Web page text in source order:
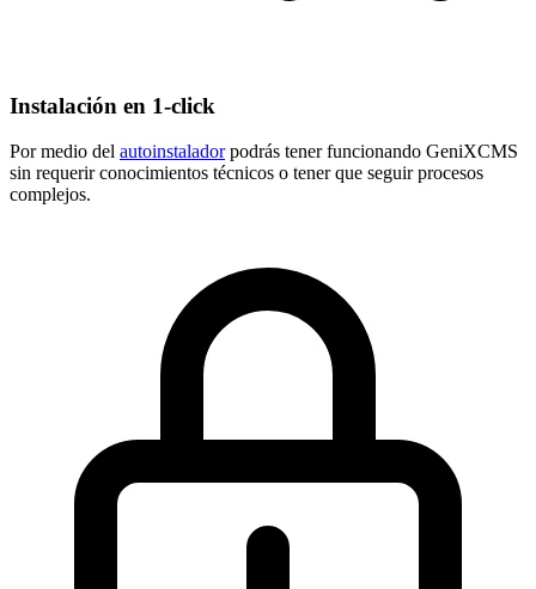
Instalación en 1-click
Por medio del autoinstaladorpodrás tener funcionando GeniXCMS
sin requerir conocimientos técnicos o tener que seguir procesos
complejos.